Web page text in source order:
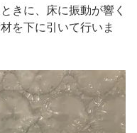
きに、床に振動が響く
を下に引いて行いま